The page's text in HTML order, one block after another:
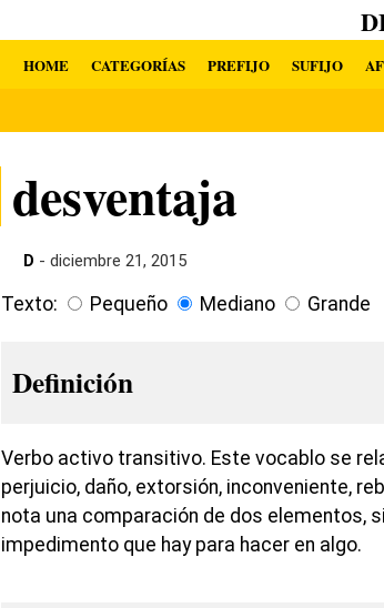
HOME CATEGORÍAS PREFIJO SUFIJO
desventaja
D - diciembre 21, 2015
Texto: Pequeño Mediano Grande
Definición
Verbo activo transitivo. Este vocablo se
perjuicio, daño, extorsión, inconveniente,
nota una comparación de dos elementos,
impedimento que hay para hacer en algo.